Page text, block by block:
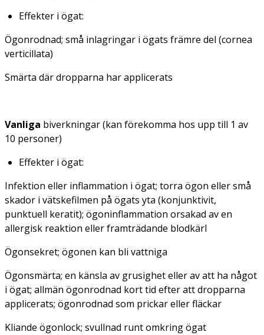
Effekter i ögat:
Ögonrodnad; små inlagringar i ögats främre del (cornea
verticillata)
Smärta där dropparna har applicerats
Vanliga biverkningar (kan förekomma hos upp till 1 av
10 personer)
Effekter i ögat:
Infektion eller inflammation i ögat; torra ögon eller små
skador i vätskefilmen på ögats yta (konjunktivit,
punktuell keratit); ögoninflammation orsakad av en
allergisk reaktion eller framträdande blodkärl
Ögonsekret; ögonen kan bli vattniga
Ögonsmärta; en känsla av grusighet eller av att ha något
i ögat; allmän ögonrodnad kort tid efter att dropparna
applicerats; ögonrodnad som prickar eller fläckar
Kliande ögonlock; svullnad runt omkring ögat